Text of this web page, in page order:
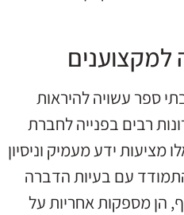
למקצוענים
ספר עשויה להיראות
רבים בפנייה לחברת
ידע מעמיק וניסיון
עם בעיות הדברה
הן מספקות אחריות על